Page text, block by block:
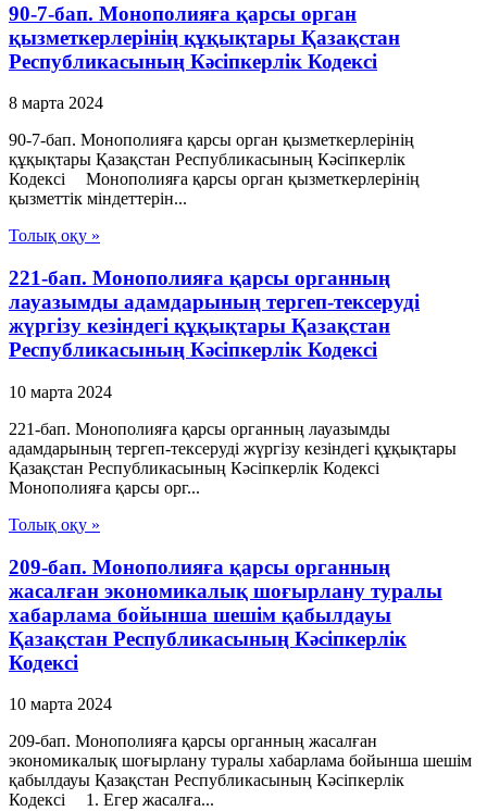
90-7-бап. Монополияға қарсы орган
қызметкерлерінің құқықтары Қазақстан
Республикасының Кәсіпкерлік Кодексі
8 марта 2024
90-7-бап. Монополияға қарсы орган қызметкерлерінің
құқықтары Қазақстан Республикасының Кәсіпкерлік
Кодексі Монополияға қарсы орган қызметкерлерінің
қызметтік міндеттерін...
Толық оқу »
221-бап. Монополияға қарсы органның
лауазымды адамдарының тергеп-тексеруді
жүргізу кезіндегі құқықтары Қазақстан
Республикасының Кәсіпкерлік Кодексі
10 марта 2024
221-бап. Монополияға қарсы органның лауазымды
адамдарының тергеп-тексеруді жүргізу кезіндегі құқықтары
Қазақстан Республикасының Кәсіпкерлік Кодексі
Монополияға қарсы орг...
Толық оқу »
209-бап. Монополияға қарсы органның
жасалған экономикалық шоғырлану туралы
хабарлама бойынша шешiм қабылдауы
Қазақстан Республикасының Кәсіпкерлік
Кодексі
10 марта 2024
209-бап. Монополияға қарсы органның жасалған
экономикалық шоғырлану туралы хабарлама бойынша шешiм
қабылдауы Қазақстан Республикасының Кәсіпкерлік
Кодексі 1. Егер жасалға...